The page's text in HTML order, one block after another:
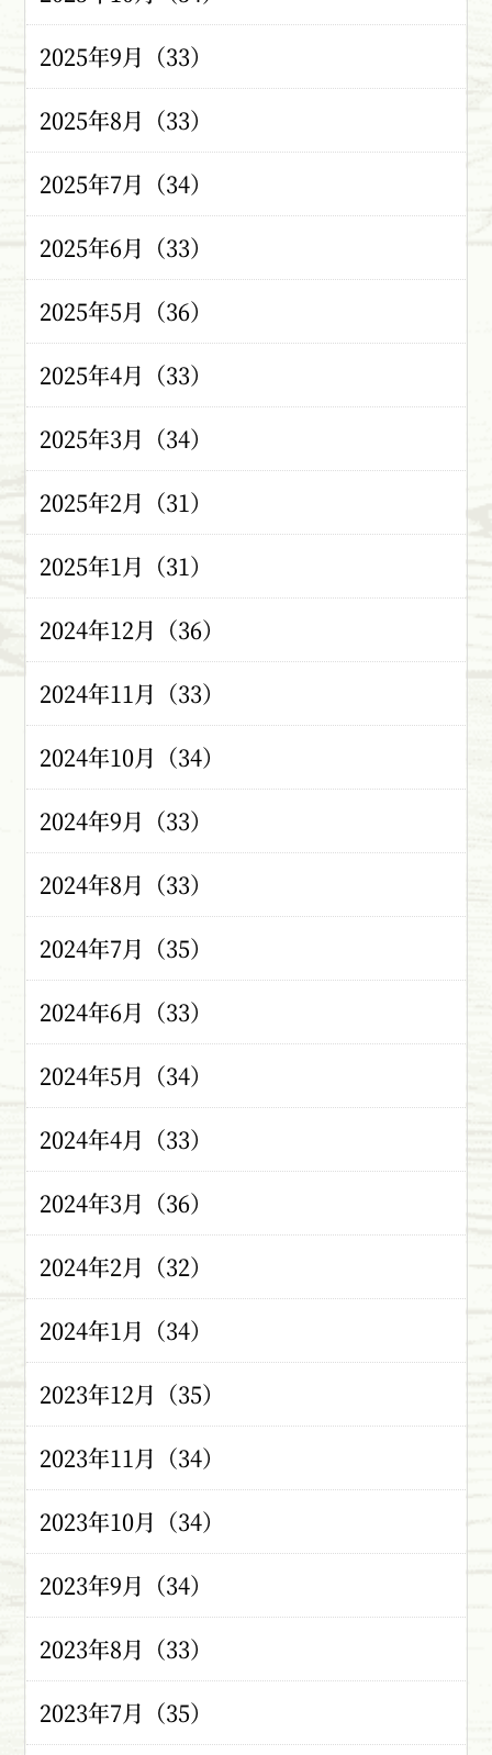
2025年9月（33）
2025年8月（33）
2025年7月（34）
2025年6月（33）
2025年5月（36）
2025年4月（33）
2025年3月（34）
2025年2月（31）
2025年1月（31）
2024年12月（36）
2024年11月（33）
2024年10月（34）
2024年9月（33）
2024年8月（33）
2024年7月（35）
2024年6月（33）
2024年5月（34）
2024年4月（33）
2024年3月（36）
2024年2月（32）
2024年1月（34）
2023年12月（35）
2023年11月（34）
2023年10月（34）
2023年9月（34）
2023年8月（33）
2023年7月（35）